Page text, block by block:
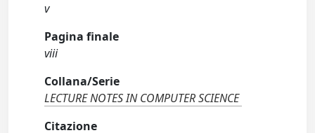
v
Pagina finale
viii
Collana/Serie
LECTURE NOTES IN COMPUTER SCIENCE
Citazione